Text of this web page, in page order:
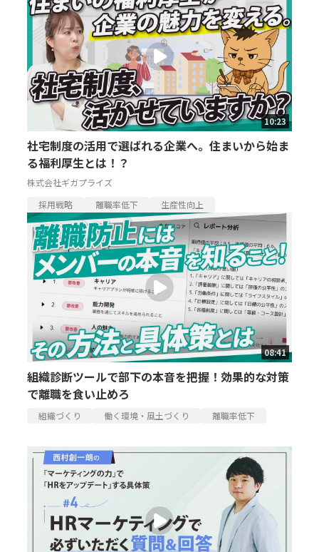
10:23
社宅制度の活用で選ばれる企業へ。住まいから始ま
る福利厚生とは！？
株式会社ギガプライズ
採用戦略
離職率低下 生産性向上
08:41
組織診断ツールで部下の本音を把握！効果的な対策
で離職を食い止めろ
組織づくり 働く環境・風土づくり 離職率低下